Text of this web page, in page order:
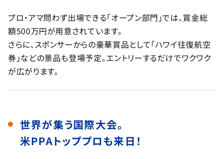
プロ・アマ問わず出場できる「オープン部門」では、賞金総
額500万円が用意されています。
さらに、スポンサーからの豪華賞品として「ハワイ往復航空
券」などの景品も登場予定。エントリーするだけでワクワク
が広がります。
世界が集う国際大会。
米PPAトッププロも来日！